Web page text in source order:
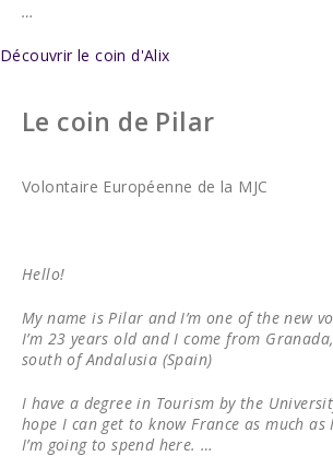
…
Découvrir le coin d'Alix
Le coin de Pilar
Volontaire Européenne de la MJC
Hello!
My name is Pilar and I’m one of the new
I’m 23 years old and I come from
south of Andalusia (Spain)
I have a degree in Tourism by the
hope I can get to know France as much
I’m going to spend here. …